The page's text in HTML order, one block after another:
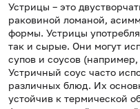
Устрицы – это
раковиной ломаной,
формы. Устрицы
так и сырые. Они могут
супов и соусов
Устричный соус часто
различных блюд. Их
устойчив к термической